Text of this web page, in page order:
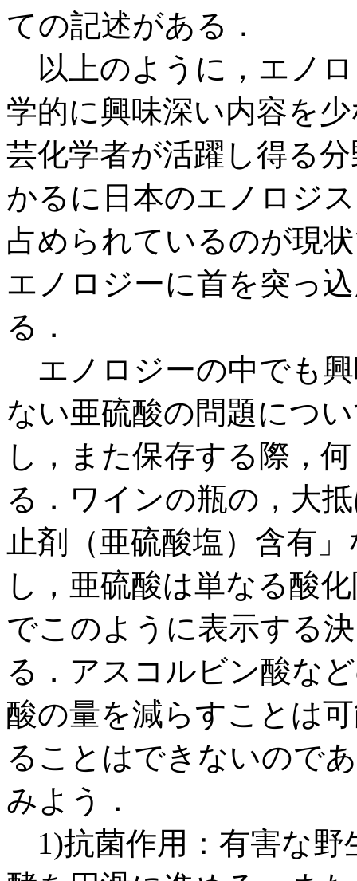
ての記述がある．
以上のように，エノ
学的に興味深い内容を
芸化学者が活躍し得る
かるに日本のエノロジ
占められているのが現
エノロジーに首を突っ
る．
エノロジーの中でも
ない亜硫酸の問題につ
し，また保存する際，
る．ワインの瓶の，大
止剤（亜硫酸塩）含有
し，亜硫酸は単なる酸
でこのように表示する
る．アスコルビン酸な
酸の量を減らすことは
ることはできないので
みよう．
1)抗菌作用：有害な野